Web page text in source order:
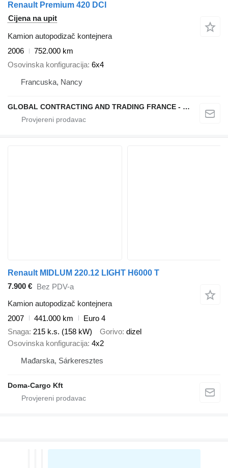
Renault Premium 420 DCI
Cijena na upit
Kamion autopodizač kontejnera
2006
752.000 km
Osovinska konfiguracija 6x4
Francuska, Nancy
GLOBAL CONTRACTING AND TRADING FRANCE - GCTF
Renault MIDLUM 220.12 LIGHT H6000 T
7.900 € Bez PDV-a
Kamion autopodizač kontejnera
2007
441.000 km
Euro 4
Snaga 215 k.s. (158 kW) Gorivo dizel
Osovinska konfiguracija 4x2
Mađarska, Sárkeresztes
Doma-Cargo Kft